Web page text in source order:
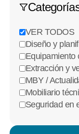
VER TODOS
Diseño y
Equipamiento
Extracción y
MBY /
Mobiliario
Seguridad en